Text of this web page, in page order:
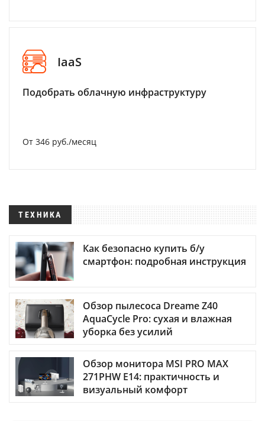
IaaS
Подобрать облачную инфраструктуру
От 346 руб./месяц
ТЕХНИКА
Как безопасно купить б/у
смартфон: подробная инструкция
Обзор пылесоса Dreame Z40
AquaCycle Pro: сухая и влажная
уборка без усилий
Обзор монитора MSI PRO MAX
271PHW E14: практичность и
визуальный комфорт